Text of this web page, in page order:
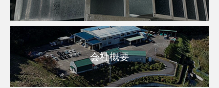
会社概要